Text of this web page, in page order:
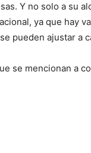
Y no solo a su
ya que hay
pueden ajustar a
se mencionan a